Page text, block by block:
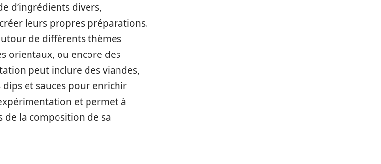
d’ingrédients divers,
leurs propres préparations.
de différents thèmes
orientaux, ou encore des
peut inclure des viandes,
et sauces pour enrichir
et permet à
de la composition de sa